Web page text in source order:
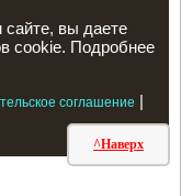
^Наверх
вы даете
cookie. Подробнее
соглашение |